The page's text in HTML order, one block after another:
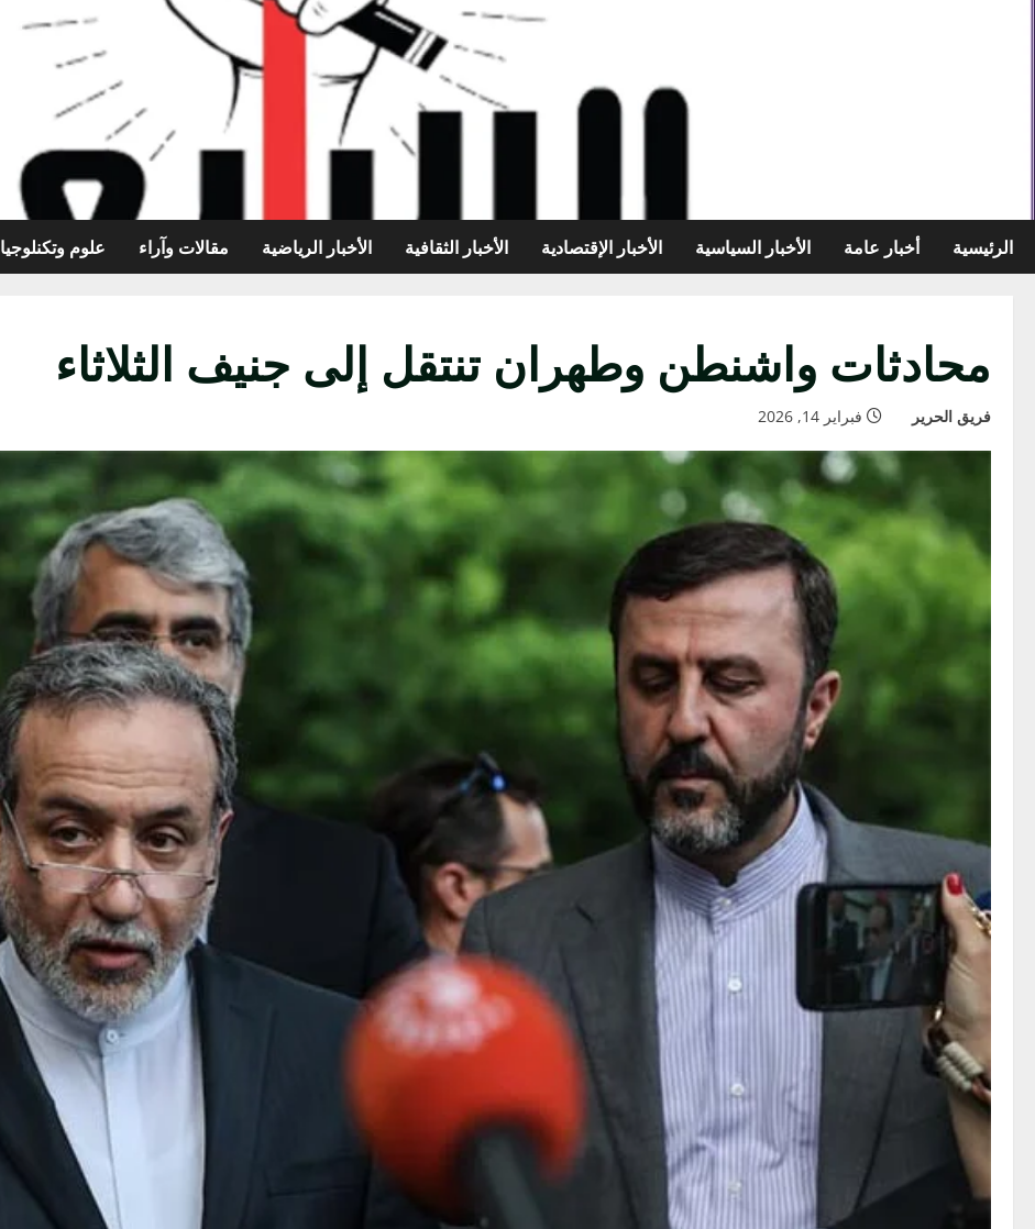
الرئيسية أخبار عامة الأخبار السياسية الأخبار الإقتصادية الأخبار الثقافية الأخبار الرياضية مقالات وآراء علوم وتكنلوجيا
محادثات واشنطن وطهران تنتقل إلى جنيف الثلاثاء
فريق الحرير فبراير 14, 2026